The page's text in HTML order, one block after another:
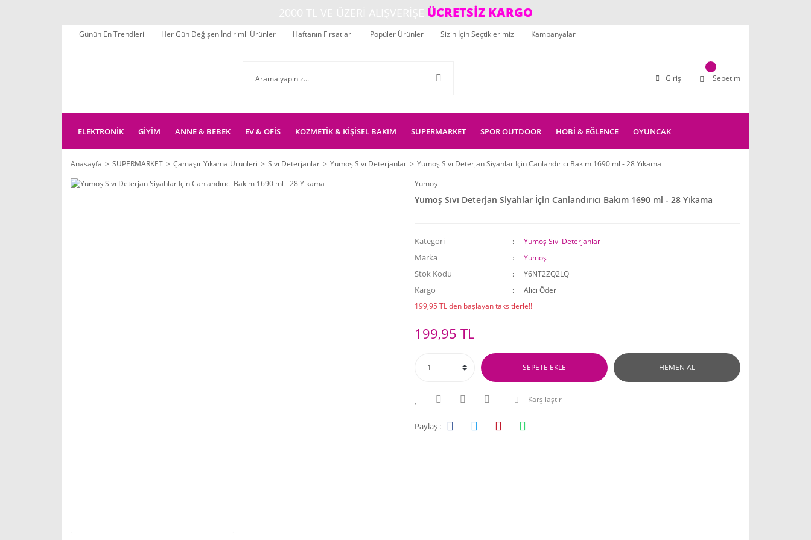
ÜCRETSİZ KARGO
Günün En Trendleri Her Gün Değişen İndirimli Ürünler Haftanın Fırsatları Popüler Ürünler Sizin İçin Seçtiklerimiz Kampanyalar
Giriş Sepetim
ELEKTRONİK GİYİM ANNE & BEBEK EV & OFİS KOZMETİK & KİŞİSEL BAKIM SÜPERMARKET SPOR OUTDOOR HOBİ & EĞLENCE OYUNCAK
Anasayfa SÜPERMARKET Çamaşır Yıkama Ürünleri Sıvı Deterjanlar Yumoş Sıvı Deterjanlar
Yumoş Sıvı Deterjan Siyahlar İçin Canlandırıcı Bakım 1690 ml - 28 Yıkama
Yumoş
Yumoş Sıvı Deterjan Siyahlar İçin Canlandırıcı Bakım 1690 ml - 28 Yıkama
Kategori Yumoş Sıvı Deterjanlar
Marka Yumoş
Stok Kodu Y6NT2ZQ2LQ
Kargo
Alıcı Öder
199,95 TL den başlayan taksitlerle!!
199,95 TL
SEPETE EKLE HEMEN AL
Karşılaştır
Paylaş :